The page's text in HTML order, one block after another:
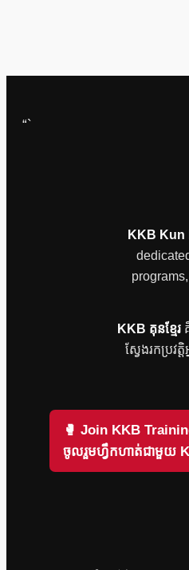
“`
KKB Kun
KKB គុនខ្មែរ
ស្វែងរកប្រវ
🥊 Join KKB
ចូលរួមហ្វឹកហាត់ជាមួយ